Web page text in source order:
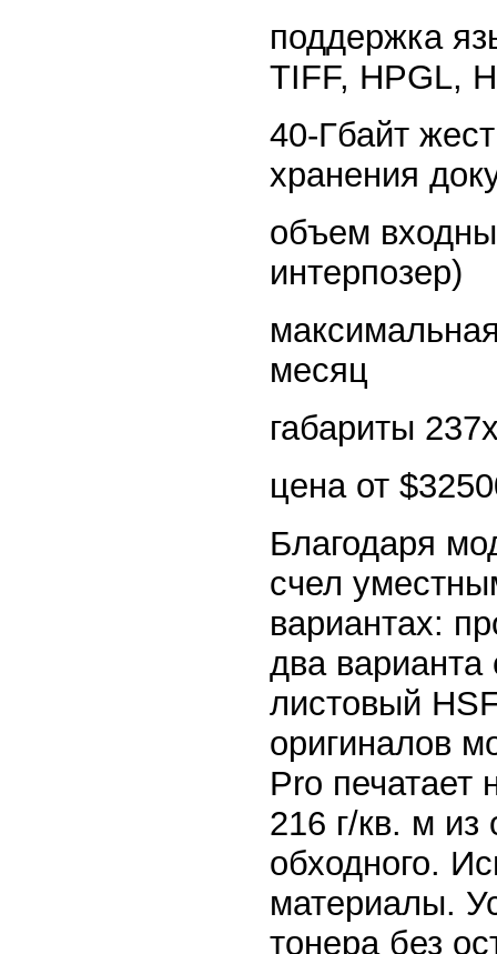
поддержка
TIFF, HPGL,
40-Гбайт
хранения
объем
интерпозер)
месяц
габариты
цена от
Благодаря
счел
вариантах:
два
листовый
оригиналов
Pro печатает
216 г/кв. м из
обходного.
материалы.
тонера без